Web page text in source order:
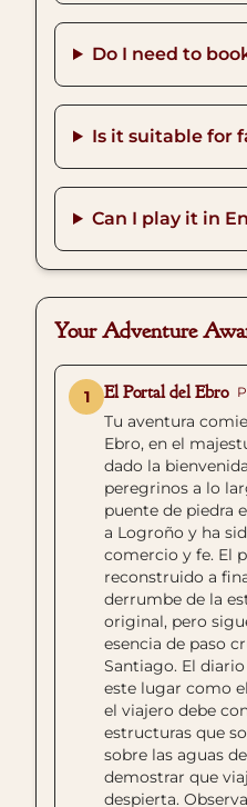
Do I need to
Is it suitable for
Can I play it in
Your Adventure
1 El Portal del Ebro
Tu aventura
Ebro, en el
dado la
peregrinos a lo
puente de piedra
a Logroño y ha
comercio y fe. El
reconstruido a
derrumbe de la
original, pero
esencia de paso
Santiago. El
este lugar como
el viajero debe
estructuras que
sobre las aguas
demostrar que
despierta.